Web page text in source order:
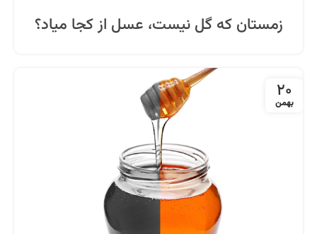
زمستان که گل نیست، عسل از کجا میاد؟
20
بهمن